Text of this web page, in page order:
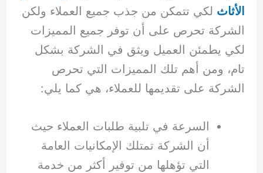
الأثاث لكي تتمكن من جذب جميع العملاء ولكن
الشركة تحرص على أن توفر جميع المميزات
لكي يطمئن العميل ويثق في الشركة بشكل
تام، ومن أهم تلك المميزات التي تحرص
الشركة على تقديمها للعملاء، هي كما يلي:
السرعة في تلبية طلبات العملاء حيث
أن الشركة تمتلك الإمكانيات العامة
التي تؤهلها من توفير أكثر من خدمة